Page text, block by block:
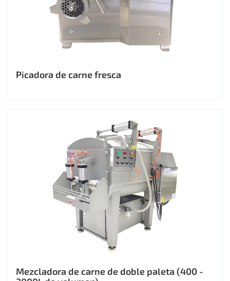
Picadora de carne fresca
Mezcladora de carne de doble paleta (400 -